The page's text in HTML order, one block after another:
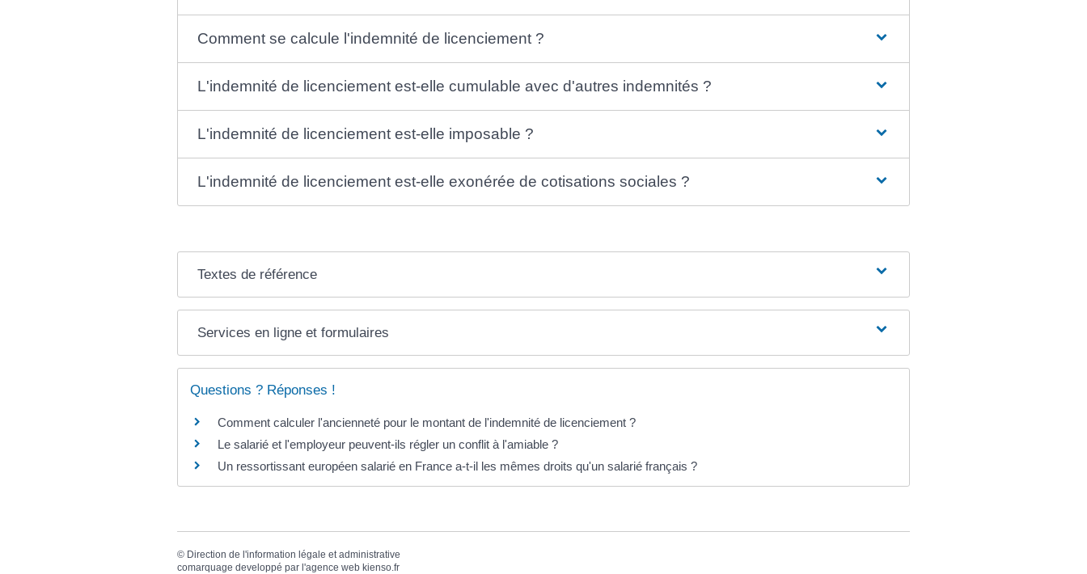
Comment se calcule l'indemnité de licenciement ?
L'indemnité de licenciement est-elle cumulable avec d'autres indemnités ?
L'indemnité de licenciement est-elle imposable ?
L'indemnité de licenciement est-elle exonérée de cotisations sociales ?
Textes de référence
Services en ligne et formulaires
Questions ? Réponses !
Comment calculer l'ancienneté pour le montant de l'indemnité de licenciement ?
Le salarié et l'employeur peuvent-ils régler un conflit à l'amiable ?
Un ressortissant européen salarié en France a-t-il les mêmes droits qu'un salarié français ?
© Direction de l'information légale et administrative
comarquage developpé par l'agence web kienso.fr